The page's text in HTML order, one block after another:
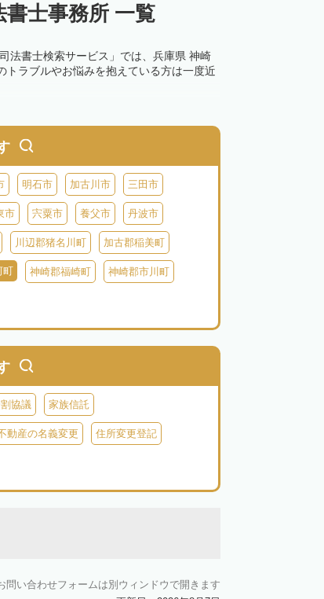
士事務所 一覧
法書士検索サービス」では、兵庫県 神崎
ラブルやお悩みを抱えている方は一度近
明石市 加古川市 三田市
市 宍粟市 養父市 丹波市
川辺郡猪名川町 加古郡稲美町
町 神崎郡福崎町 神崎郡市川町
協議 家族信託
動産の名義変更 住所変更登記
問い合わせフォームは別ウィンドウで開きます